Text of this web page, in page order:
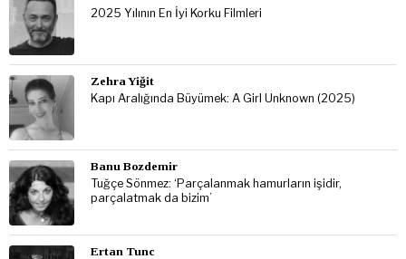
2025 Yılının En İyi Korku Filmleri
Zehra Yiğit
Kapı Aralığında Büyümek: A Girl Unknown (2025)
Banu Bozdemir
Tuğçe Sönmez: ‘Parçalanmak hamurların işidir,
parçalatmak da bizim’
Ertan Tunc